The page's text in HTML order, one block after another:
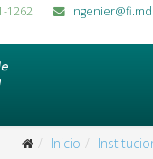
1262
Inicio